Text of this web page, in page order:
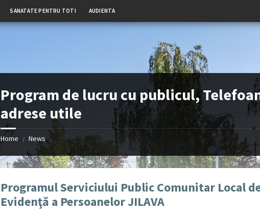
SANATATE PENTRU TOTI AUDIENTA
Program de lucru cu publicul,
adrese utile
Home / News
Programul Serviciului Public Comunitar Local
Evidenţă a Persoanelor JILAVA